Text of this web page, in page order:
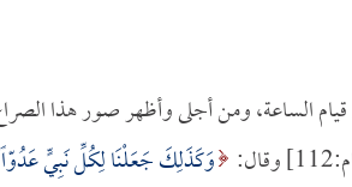
قيام الساعة، ومن أجلى وأظهر صور هذا
وَكَذَلِكَ جَعَلْنَا لِكُلِّ نَبِيٍّ